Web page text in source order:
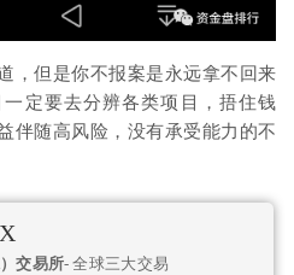
，但是你不报案是永远拿不回来
定要去分辨各类项目，捂住钱
伴随高风险，没有承受能力的不
交易所- 全球三大交易